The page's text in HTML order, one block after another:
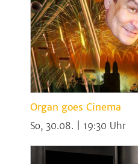
Organ goes Cinema
So, 30.08. | 19:30